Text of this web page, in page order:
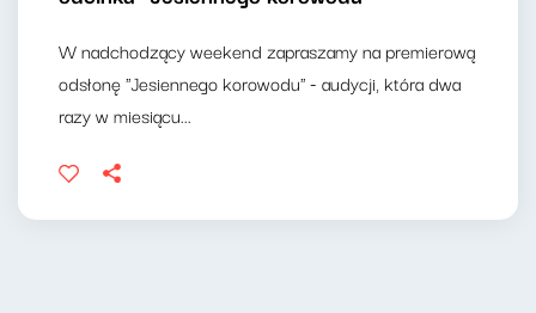
W nadchodzący weekend zapraszamy na premierową
odsłonę "Jesiennego korowodu" - audycji, która dwa
razy w miesiącu...